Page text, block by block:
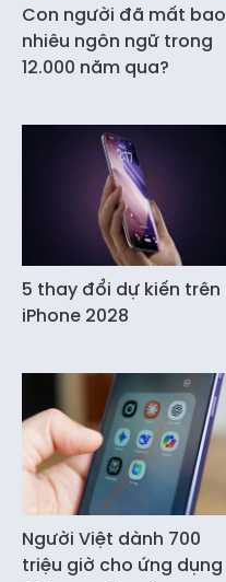
Con người đã mất bao
nhiêu ngôn ngữ trong
12.000 năm qua?
5 thay đổi dự kiến trên
iPhone 2028
Người Việt dành 700
triệu giờ cho ứng dụng